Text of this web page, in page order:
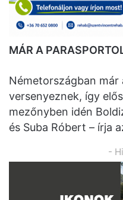
MÁR A
Németországban
versenyeznek, így
mezőnyben idén
és Suba Róbert – írja
-